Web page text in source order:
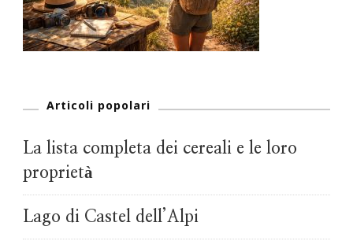
Articoli popolari
La lista completa dei cereali e le loro
proprietà
Lago di Castel dell’Alpi